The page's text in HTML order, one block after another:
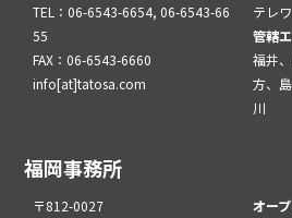
TEL：06-6543-6654, 06-6543-66
55
FAX：06-6543-6660
info[at]tatosa.com
テレ
管轄
福井
方、
川
福岡事務所
〒812-0027
オー